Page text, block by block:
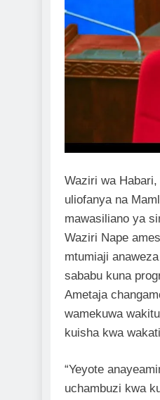
Waziri wa
uliofanya na
mawasiliano ya
Waziri Nape
mtumiaji
sababu kuna
Ametaja
wamekuwa
kuisha kwa
“Yeyote
uchambuzi kwa